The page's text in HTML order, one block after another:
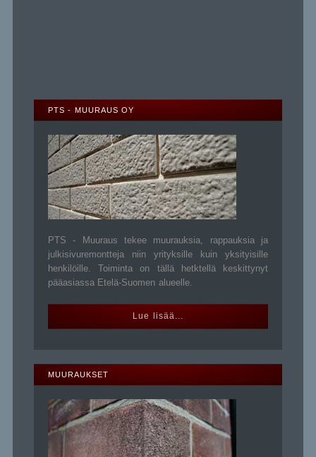
PTS - MUURAUS OY
PTS - Muuraus tekee muurauksia, rappauksia ja
julkisivuremontteja niin yrityksille kuin yksityisille
henkilöille. Toiminta on tällä hetktellä keskittynyt
pääasiassa Etelä-Suomen alueelle.
Lue lisää...
MUURAUKSET